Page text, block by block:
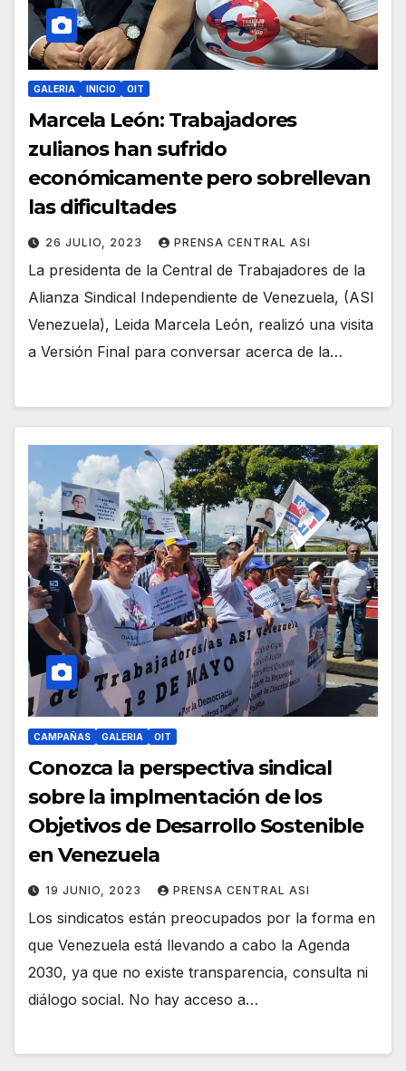
GALERIA INICIO OIT
Marcela León: Trabajadores
zulianos han sufrido
económicamente pero sobrellevan
las dificultades
26 JULIO, 2023 PRENSA CENTRAL ASI
La presidenta de la Central de Trabajadores de la
Alianza Sindical Independiente de Venezuela, (ASI
Venezuela), Leida Marcela León, realizó una visita
a Versión Final para conversar acerca de la…
CAMPAÑAS GALERIA OIT
Conozca la perspectiva sindical
sobre la implmentación de los
Objetivos de Desarrollo Sostenible
en Venezuela
19 JUNIO, 2023 PRENSA CENTRAL ASI
Los sindicatos están preocupados por la forma en
que Venezuela está llevando a cabo la Agenda
2030, ya que no existe transparencia, consulta ni
diálogo social. No hay acceso a…